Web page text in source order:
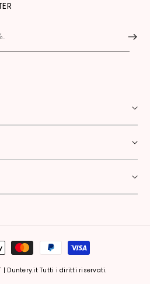
| Duntery.it Tutti i diritti riservati.